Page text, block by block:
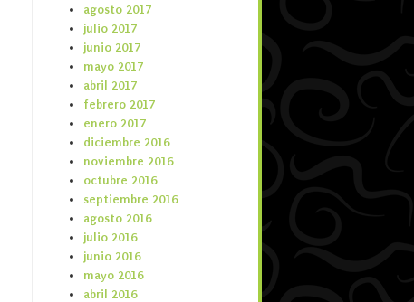
agosto 2017
julio 2017
junio 2017
mayo 2017
abril 2017
febrero 2017
enero 2017
diciembre 2016
noviembre 2016
octubre 2016
septiembre 2016
agosto 2016
julio 2016
junio 2016
mayo 2016
abril 2016